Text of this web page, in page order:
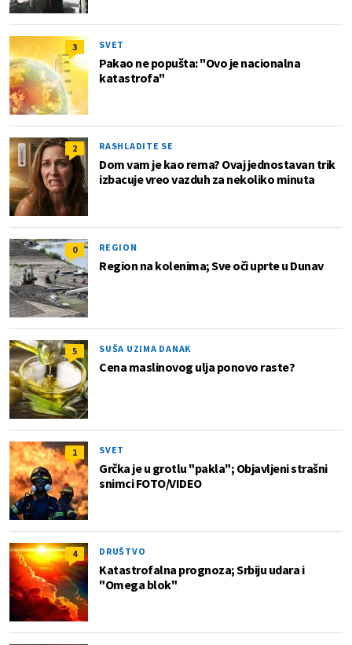
3 SVET
Pakao ne popušta: "Ovo je nacionalna
katastrofa"
2 RASHLADITE SE
Dom vam je kao rerna? Ovaj jednostavan trik
izbacuje vreo vazduh za nekoliko minuta
0 REGION
Region na kolenima; Sve oči uprte u Dunav
5 SUŠA UZIMA DANAK
Cena maslinovog ulja ponovo raste?
1 SVET
Grčka je u grotlu "pakla"; Objavljeni strašni
snimci FOTO/VIDEO
4 DRUŠTVO
Katastrofalna prognoza; Srbiju udara i
"Omega blok"